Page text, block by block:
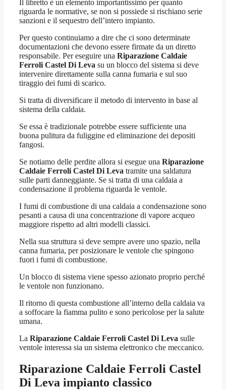
Il libretto è un elemento importantissimo per quanto
riguarda le normative, se non si possiede si rischiano serie
sanzioni e il sequestro dell’intero impianto.
Per questo continuiamo a dire che ci sono determinate
documentazioni che devono essere firmate da un diretto
responsabile. Per eseguire una Riparazione Caldaie
Ferroli Castel Di Leva su un blocco del sistema si deve
intervenire direttamente sulla canna fumaria e sul suo
tiraggio dei fumi di scarico.
Si tratta di diversificare il metodo di intervento in base al
sistema della caldaia.
Se essa è tradizionale potrebbe essere sufficiente una
buona pulitura da fuliggine ed eliminazione dei depositi
fangosi.
Se notiamo delle perdite allora si esegue una Riparazione
Caldaie Ferroli Castel Di Leva tramite una saldatura
sulle parti danneggiante. Se si tratta di una caldaia a
condensazione il problema riguarda le ventole.
I fumi di combustione di una caldaia a condensazione sono
pesanti a causa di una concentrazione di vapore acqueo
maggiore rispetto ad altri modelli classici.
Nella sua struttura si deve sempre avere uno spazio, nella
canna fumaria, per posizionare le ventole che spingono
fuori i fumi di combustione.
Un blocco di sistema viene spesso azionato proprio perché
le ventole non funzionano.
Il ritorno di questa combustione all’interno della caldaia va
a soffocare la fiamma pulito e sono pericolose per la salute
umana.
La Riparazione Caldaie Ferroli Castel Di Leva sulle
ventole interessa sia un sistema elettronico che meccanico.
Riparazione Caldaie Ferroli Castel
Di Leva impianto classico